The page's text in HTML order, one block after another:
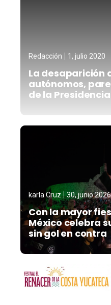
Redacción 1, julio 2020
La desaparición
autónomos,
de la
karla Cruz 30, junio 2026
Con la mayor
México celebra
sin gol en contra